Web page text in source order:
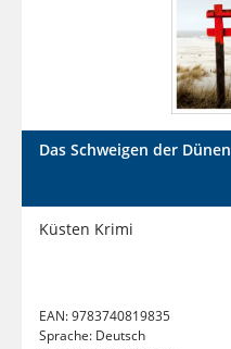
Das Schweigen der Dünen
Küsten Krimi
EAN:9783740819835
Sprache: Deutsch